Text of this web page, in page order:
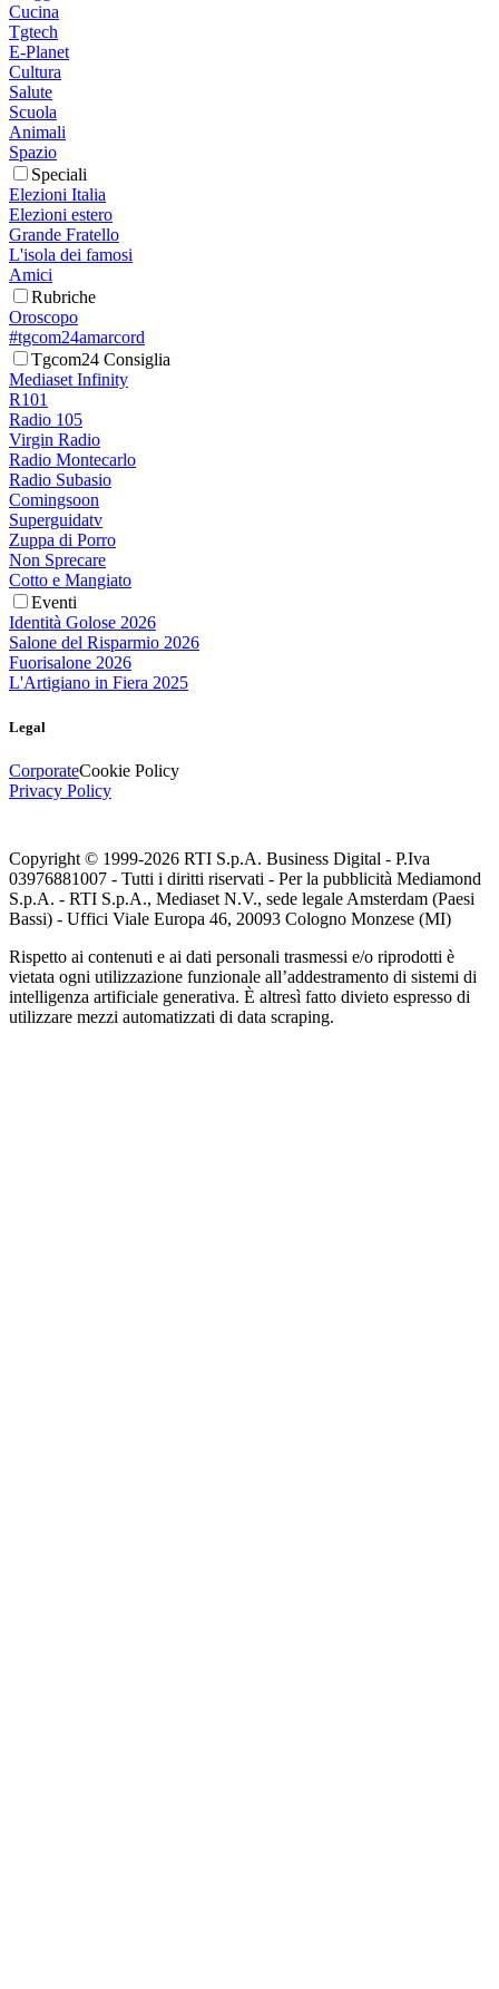
Cucina
Tgtech
E-Planet
Cultura
Salute
Scuola
Animali
Spazio
Speciali
Elezioni Italia
Elezioni estero
Grande Fratello
L'isola dei famosi
Amici
Rubriche
Oroscopo
#tgcom24amarcord
Tgcom24 Consiglia
Mediaset Infinity
R101
Radio 105
Virgin Radio
Radio Montecarlo
Radio Subasio
Comingsoon
Superguidatv
Zuppa di Porro
Non Sprecare
Cotto e Mangiato
Eventi
Identità Golose 2026
Salone del Risparmio 2026
Fuorisalone 2026
L'Artigiano in Fiera 2025
Legal
CorporateCookie Policy
Privacy Policy
Copyright © 1999-2026 RTI S.p.A. Business Digital - P.Iva
03976881007 - Tutti i diritti riservati - Per la pubblicità Mediamond
S.p.A. - RTI S.p.A., Mediaset N.V., sede legale Amsterdam (Paesi
Bassi) - Uffici Viale Europa 46, 20093 Cologno Monzese (MI)
Rispetto ai contenuti e ai dati personali trasmessi e/o riprodotti è
vietata ogni utilizzazione funzionale all’addestramento di sistemi di
intelligenza artificiale generativa. È altresì fatto divieto espresso di
utilizzare mezzi automatizzati di data scraping.